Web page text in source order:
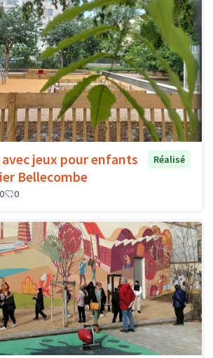
avec jeux pour enfants
Bellecombe
Réalisé
0 0